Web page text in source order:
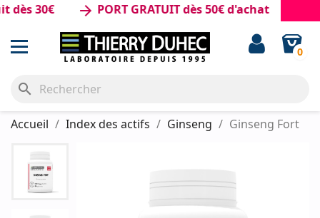
arrow_forward PORT GRATUIT dès 50€ d'achat
0
search
Accueil Index des actifs Ginseng Ginseng Fort